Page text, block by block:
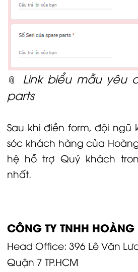
📎 Link biểu mẫu yêu
parts
Sau khi điền form, đội ngũ
sóc khách hàng của
hệ hỗ trợ Quý khách
nhất.
CÔNG TY TNHH
Head Office: 396 Lê Văn
Quận 7 TP.HCM